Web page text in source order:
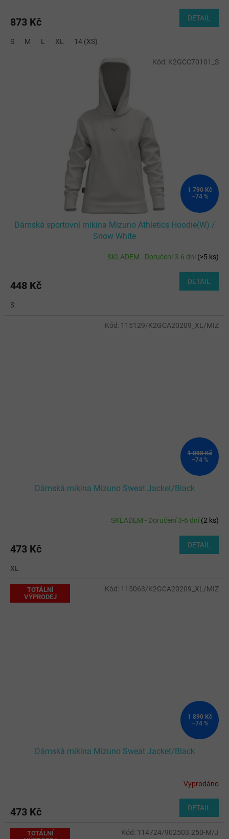
873 Kč DETAIL
S M L XL 14 (XS)
1 790 Kč
–74 %
Dámská sportovní mikina Mizuno Athletics Hoodie(W) /
Snow White
SKLADEM - Doručení 3-6 dní(>5 ks)
448 Kč DETAIL
S
Kód: K2GCC70101_S
1 890 Kč
–74 %
Dámská mikina Mizuno Sweat Jacket/Black
je
z
hvězdiček.
SKLADEM - Doručení 3-6 dní(2 ks)
473 Kč DETAIL
XL
Kód: 115129/K2GCA20209_XL/MIZ
TOTÁLNÍ
VÝPRODEJ
1 890 Kč
–74 %
Dámská mikina Mizuno Sweat Jacket/Black
Vyprodáno
473 Kč DETAIL
Kód: 115063/K2GCA20209_XL/MIZ
TOTÁLNÍ
Kód: 114724/902503.250-M/J